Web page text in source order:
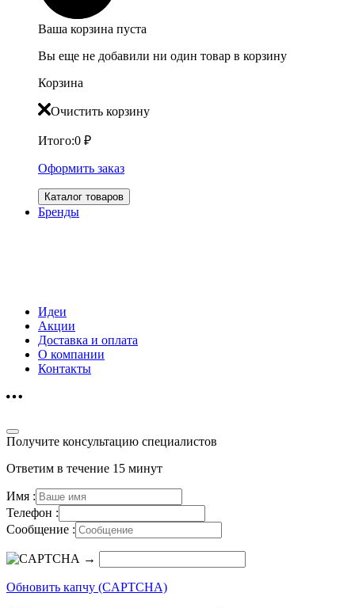
Ваша корзина пуста
Вы еще не добавили ни один товар в корзину
Корзина
Очистить корзину
Итого:0 ₽
Оформить заказ
Каталог товаров
Бренды
Идеи
Акции
Доставка и оплата
О компании
Контакты
Получите консультацию специалистов
Ответим в течение 15 минут
Имя :
Телефон :
Сообщение :
→
Обновить капчу (CAPTCHA)